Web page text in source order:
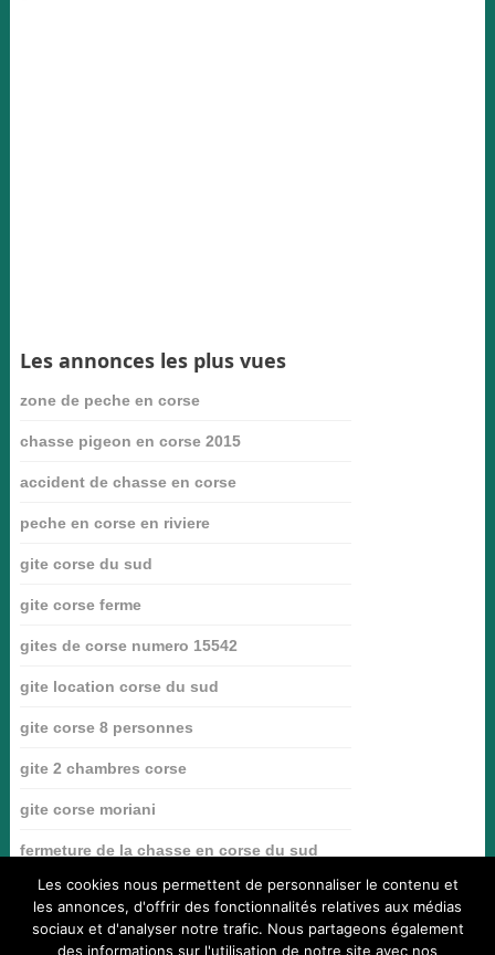
Les annonces les plus vues
zone de peche en corse
chasse pigeon en corse 2015
accident de chasse en corse
peche en corse en riviere
gite corse du sud
gite corse ferme
gites de corse numero 15542
gite location corse du sud
gite corse 8 personnes
gite 2 chambres corse
gite corse moriani
fermeture de la chasse en corse du sud
Les cookies nous permettent de personnaliser le contenu et
les annonces, d'offrir des fonctionnalités relatives aux médias
sociaux et d'analyser notre trafic. Nous partageons également
des informations sur l'utilisation de notre site avec nos